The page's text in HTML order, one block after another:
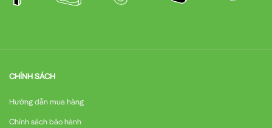
4. Giao diện người dùng thân thiện
CHÍNH SÁCH
Hướng dẫn mua hàng
Chính sách bảo hành